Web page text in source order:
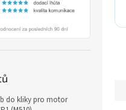
do kliky pro motor